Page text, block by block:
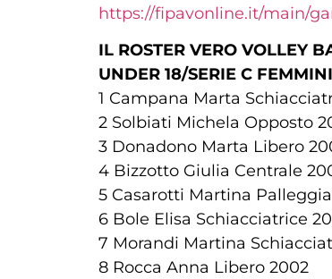
https://fipavonline.it/main/
IL ROSTER VERO VOLLEY
UNDER 18/SERIE C
1 Campana Marta
2 Solbiati Michela Opposto
3 Donadono Marta Libero
4 Bizzotto Giulia Centrale
5 Casarotti Martina
6 Bole Elisa Schiacciatrice
7 Morandi Martina
8 Rocca Anna Libero 2002